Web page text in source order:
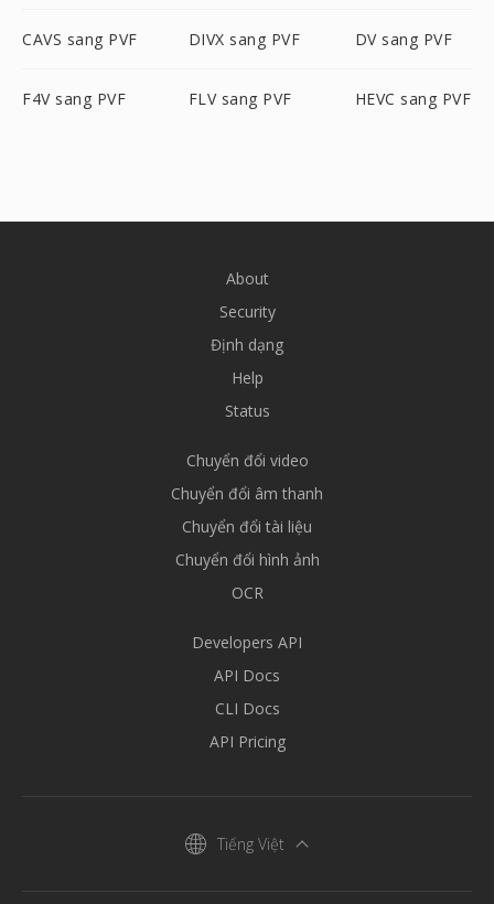
CAVS sang PVF DIVX sang PVF DV sang PVF
F4V sang PVF FLV sang PVF HEVC sang PVF
About
Security
Định dạng
Help
Status
Chuyển đổi video
Chuyển đổi âm thanh
Chuyển đổi tài liệu
Chuyển đổi hình ảnh
OCR
Developers API
API Docs
CLI Docs
API Pricing
Tiếng Việt